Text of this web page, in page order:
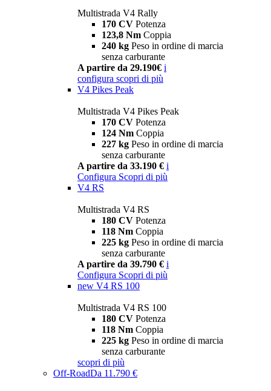
Multistrada V4 Rally
170 CV Potenza
123,8 Nm Coppia
240 kg Peso in ordine di marcia
senza carburante
A partire da 29.190€ i
configura scopri di più
V4 Pikes Peak
Multistrada V4 Pikes Peak
170 CV Potenza
124 Nm Coppia
227 kg Peso in ordine di marcia
senza carburante
A partire da 33.190 € i
Configura Scopri di più
V4 RS
Multistrada V4 RS
180 CV Potenza
118 Nm Coppia
225 kg Peso in ordine di marcia
senza carburante
A partire da 39.790 € i
Configura Scopri di più
new V4 RS 100
Multistrada V4 RS 100
180 CV Potenza
118 Nm Coppia
225 kg Peso in ordine di marcia
senza carburante
scopri di più
Off-RoadDa 11.790 €